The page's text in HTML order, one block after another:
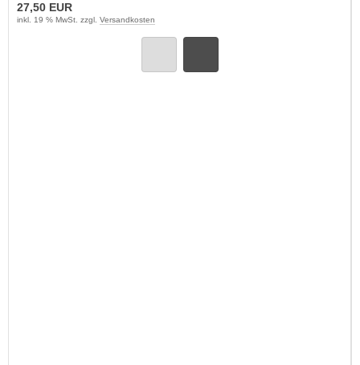
27,50 EUR
inkl. 19 % MwSt. zzgl. Versandkosten